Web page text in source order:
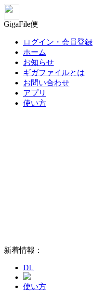
GigaFile便
ログイン・会員登録
ホーム
お知らせ
ギガファイルとは
お問い合わせ
アプリ
使い方
新着情報：
DL
使い方